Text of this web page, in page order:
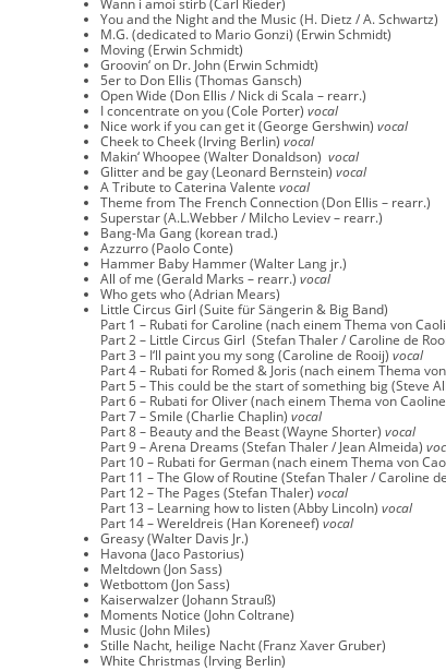
Wann i amoi stirb (Carl Rieder)
You and the Night and the Music (H. Dietz / A. Schwartz)
M.G. (dedicated to Mario Gonzi) (Erwin Schmidt)
Moving (Erwin Schmidt)
Groovin‘ on Dr. John (Erwin Schmidt)
5er to Don Ellis (Thomas Gansch)
Open Wide (Don Ellis / Nick di Scala – rearr.)
I concentrate on you (Cole Porter) vocal
Nice work if you can get it (George Gershwin) vocal
Cheek to Cheek (Irving Berlin) vocal
Makin‘ Whoopee (Walter Donaldson) vocal
Glitter and be gay (Leonard Bernstein) vocal
A Tribute to Caterina Valente vocal
Theme from The French Connection (Don Ellis – rearr.)
Superstar (A.L.Webber / Milcho Leviev – rearr.)
Bang-Ma Gang (korean trad.)
Azzurro (Paolo Conte)
Hammer Baby Hammer (Walter Lang jr.)
All of me (Gerald Marks – rearr.) vocal
Who gets who (Adrian Mears)
Little Circus Girl (Suite für Sängerin & Big Band)
Part 1 – Rubati for Caroline (nach einem Thema von
Part 2 – Little Circus Girl (Stefan Thaler / Caroline de
Part 3 – I‘ll paint you my song (Caroline de Rooij) vocal
Part 4 – Rubati for Romed & Joris (nach einem Thema
Part 5 – This could be the start of something big (Steve
Part 6 – Rubati for Oliver (nach einem Thema von
Part 7 – Smile (Charlie Chaplin) vocal
Part 8 – Beauty and the Beast (Wayne Shorter) vocal
Part 9 – Arena Dreams (Stefan Thaler / Jean Almeida)
Part 10 – Rubati for German (nach einem Thema von
Part 11 – The Glow of Routine (Stefan Thaler / Caroline
Part 12 – The Pages (Stefan Thaler) vocal
Part 13 – Learning how to listen (Abby Lincoln) vocal
Part 14 – Wereldreis (Han Koreneef) vocal
Greasy (Walter Davis Jr.)
Havona (Jaco Pastorius)
Meltdown (Jon Sass)
Wetbottom (Jon Sass)
Kaiserwalzer (Johann Strauß)
Moments Notice (John Coltrane)
Music (John Miles)
Stille Nacht, heilige Nacht (Franz Xaver Gruber)
White Christmas (Irving Berlin)